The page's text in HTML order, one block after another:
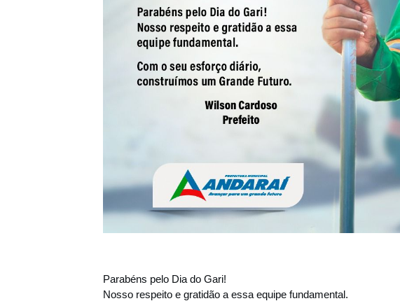
Parabéns pelo Dia do Gari!
Nosso respeito e gratidão a essa equipe fundamental.